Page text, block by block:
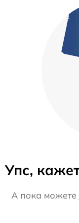
Упс,
А пока можете